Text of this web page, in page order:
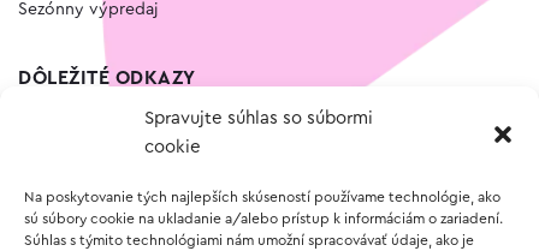
Spravujte súhlas so súbormi
cookie
Na poskytovanie tých najlepších skúseností používame technológie, ako
sú súbory cookie na ukladanie a/alebo prístup k informáciám o zariadení.
Súhlas s týmito technológiami nám umožní spracovávať údaje, ako je
Sezónny výpredaj
DÔLEŽITÉ ODKAZY
Vernostný program